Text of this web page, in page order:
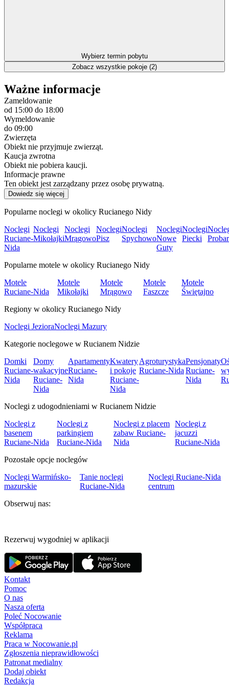
Wybierz termin pobytu
Zobacz wszystkie pokoje (2)
Ważne informacje
Zameldowanie
od 15:00 do 18:00
Wymeldowanie
do 09:00
Zwierzęta
Obiekt nie przyjmuje zwierząt.
Kaucja zwrotna
Obiekt nie pobiera kaucji.
Informacje prawne
Ten obiekt jest zarządzany przez osobę prywatną.
Dowiedz się więcej
Popularne noclegi w okolicy Rucianego Nidy
Noclegi
Ruciane-
Nida
Noclegi
Mikołajki
Noclegi
Mrągowo
Noclegi
Pisz
Noclegi
Spychowo
Noclegi
Nowe
Guty
Noclegi
Piecki
Popularne motele w okolicy Rucianego Nidy
Motele
Ruciane-Nida
Motele
Mikołajki
Motele
Mrągowo
Motele
Faszcze
Motele
Świętajno
Regiony w okolicy Rucianego Nidy
Noclegi JezioraNoclegi Mazury
Kategorie noclegowe w Rucianem Nidzie
Domki
Ruciane-
Nida
Domy
wakacyjne
Ruciane-
Nida
Apartamenty
Ruciane-
Nida
Kwatery
i pokoje
Ruciane-
Nida
Agroturystyka
Ruciane-Nida
Pensjonaty
Ruciane-
Nida
Noclegi z udogodnieniami w Rucianem Nidzie
Noclegi z
basenem
Ruciane-Nida
Noclegi z
parkingiem
Ruciane-Nida
Noclegi z placem
zabaw Ruciane-
Nida
Noclegi z
jacuzzi
Ruciane-Nida
Pozostałe opcje noclegów
Noclegi Warmińsko-
mazurskie
Tanie noclegi
Ruciane-Nida
Noclegi Ruciane-Nida
centrum
Obserwuj nas:
Rezerwuj wygodniej w aplikacji
Kontakt
Pomoc
O nas
Nasza oferta
Poleć Nocowanie
Współpraca
Reklama
Praca w Nocowanie.pl
Zgłoszenia nieprawidłowości
Patronat medialny
Dodaj obiekt
Redakcja